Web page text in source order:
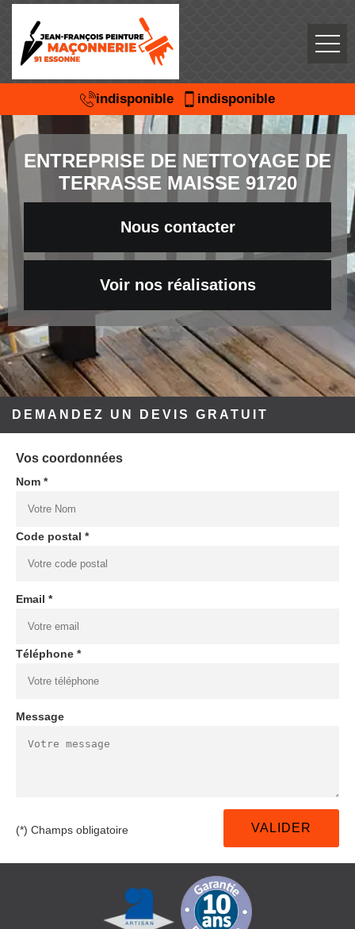
indisponible indisponible
ENTREPRISE DE NETTOYAGE DE
TERRASSE MAISSE 91720
Nous contacter
Voir nos réalisations
DEMANDEZ UN DEVIS GRATUIT
Vos coordonnées
Nom *
Code postal *
Email *
Téléphone *
Message
(*) Champs obligatoire